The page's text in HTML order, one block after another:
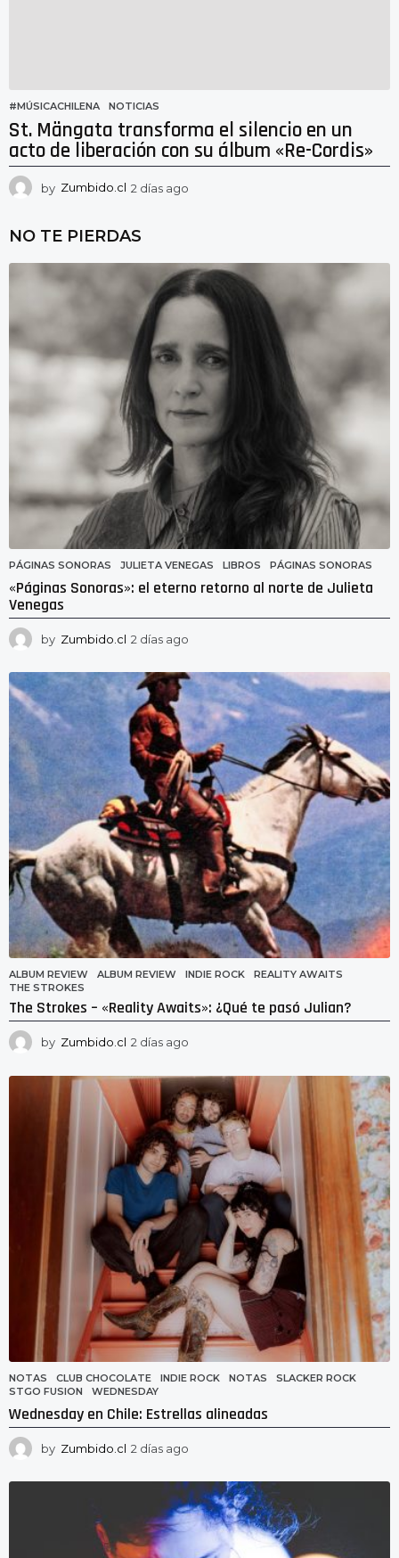
#MÚSICACHILENA ,NOTICIAS
St. Mängata transforma el silencio en un
acto de liberación con su álbum «Re-Cordis»
by Zumbido.cl 2 días ago
a
g
NO TE PIERDAS
PÁGINAS SONORAS JULIETA VENEGAS ,LIBROS ,PÁGINAS SONORAS
«Páginas Sonoras»: el eterno retorno al norte de Julieta
Venegas
by Zumbido.cl 2 días ago
í
a
g
o
ALBUM REVIEW ALBUM REVIEW ,INDIE ROCK ,REALITY AWAITS
THE STROKES
The Strokes – «Reality Awaits»: ¿Qué te pasó Julian?
by Zumbido.cl 2 días ago
í
a
s
a
g
o
NOTAS CLUB CHOCOLATE ,INDIE ROCK ,NOTAS ,SLACKER ROCK
STGO FUSION
,WEDNESDAY
Wednesday en Chile: Estrellas alineadas
by Zumbido.cl 2 días ago
í
a
s